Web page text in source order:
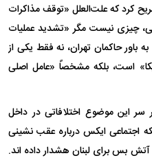
کرد که علت‌العلل «توقف مذاکرات
چیزی نیست مگر «تشدید عملیات
به باور حاکمان تهران، نه فقط یکی از
است، بلکه مشخصاً «عامل اصلی
این موضوع اختلافاتی در داخل
اجتماعی ایکس درباره عقب نشینی
آتش بس برای لبنان هشدار داده اند.